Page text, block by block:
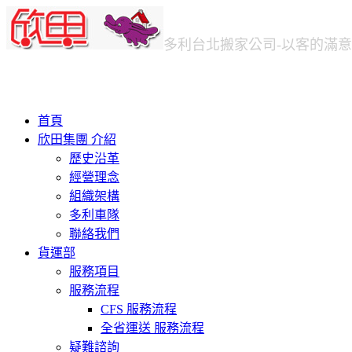
多利台北搬家公司 -以客的滿
首頁
欣田集團 介紹
歷史沿革
經營理念
組織架構
多利車隊
聯絡我們
貨運部
服務項目
服務流程
CFS 服務流程
全省運送 服務流程
疑難諮詢